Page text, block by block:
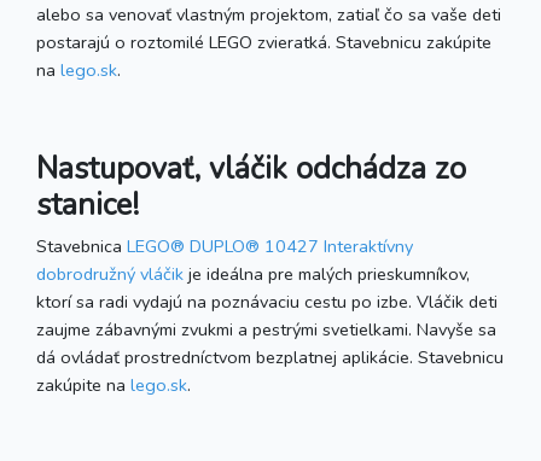
alebo sa venovať vlastným projektom, zatiaľ čo sa vaše deti
postarajú o roztomilé LEGO zvieratká. Stavebnicu zakúpite
na lego.sk.
Nastupovať, vláčik odchádza zo
stanice!
Stavebnica LEGO® DUPLO® 10427 Interaktívny
dobrodružný vláčik je ideálna pre malých prieskumníkov,
ktorí sa radi vydajú na poznávaciu cestu po izbe. Vláčik deti
zaujme zábavnými zvukmi a pestrými svetielkami. Navyše sa
dá ovládať prostredníctvom bezplatnej aplikácie. Stavebnicu
zakúpite na lego.sk.